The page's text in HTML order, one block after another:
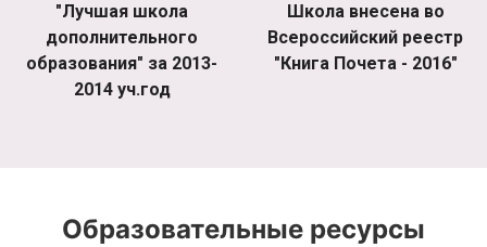
"Лучшая школа
дополнительного
образования" за 2013-
2014 уч.год
Школа внесена во
Всероссийский реестр
"Книга Почета - 2016"
Образовательные ресурсы